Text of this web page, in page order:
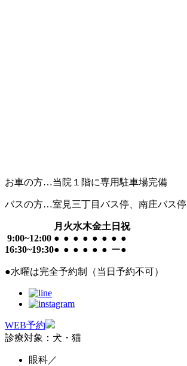
お車の方…当院１階に専用駐車場完備
バスの方…室見三丁目バス停、南庄バス停
月 火水木金土 日祝
9:00~12:00 ● ● ● ● ● ● ● ●
16:30~19:30● ● ● ● ● ● ー●
●水曜は完全予約制（当日予約不可）
WEB予約
診療対象：犬・猫
眼科／